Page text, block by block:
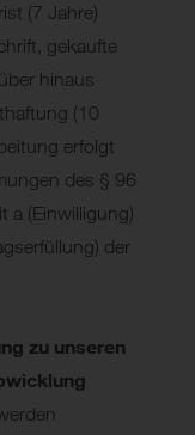
(7 Jahre)
gekaufte
hinaus
(10
erfolgt
des § 96
a (Einwilligung)
der
zu unseren